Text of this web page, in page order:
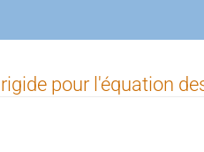
pour l'équation